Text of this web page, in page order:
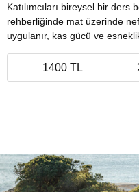
Katılımcıları bireysel bir
rehberliğinde mat üzerinde
uygulanır, kas gücü ve
1400 TL